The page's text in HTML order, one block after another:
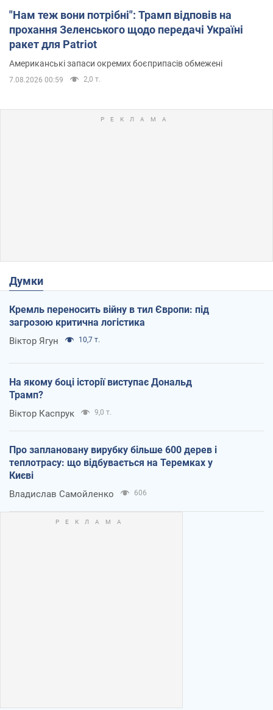
"Нам теж вони потрібні": Трамп відповів на
прохання Зеленського щодо передачі Україні
ракет для Patriot
Американські запаси окремих боєприпасів обмежені
7.08.2026 00:59 2,0 т.
Думки
Кремль переносить війну в тил Європи: під
загрозою критична логістика
Віктор Ягун 10,7 т.
На якому боці історії виступає Дональд
Трамп?
Віктор Каспрук 9,0 т.
Про заплановану вирубку більше 600 дерев і
теплотрасу: що відбувається на Теремках у
Києві
Владислав Самойленко 606